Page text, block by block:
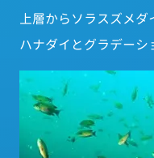
上層からソラスズメ
ハナダイとグラデーシ